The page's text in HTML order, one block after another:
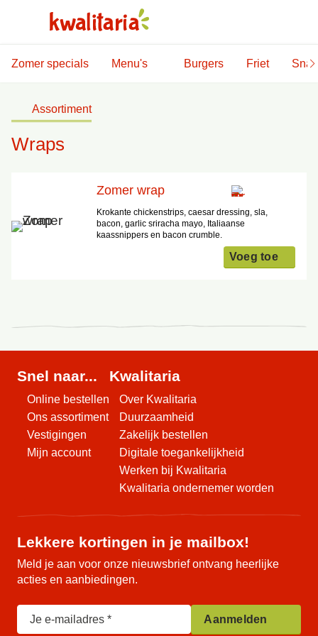
Zomer specials Menu's Burgers Friet
Assortiment
Wraps
Zomer wrap
Krokante chickenstrips, caesar dressing, sla,
bacon, garlic sriracha mayo, Italiaanse
kaassnippers en bacon crumble.
Voeg toe
vestiging
heeft
momenteel
deals
Snel naar...
Online bestellen
Ons assortiment
Vestigingen
Mijn account
Kwalitaria
Over Kwalitaria
Duurzaamheid
Zakelijk bestellen
Digitale toegankelijkheid
Werken bij Kwalitaria
Kwalitaria ondernemer worden
Lekkere kortingen in je mailbox!
Meld je aan voor onze nieuwsbrief ontvang heerlijke
acties en aanbiedingen.
Je e-mailadres Aanmelden